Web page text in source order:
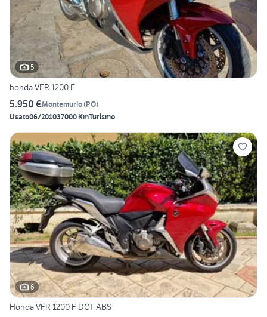
5
honda VFR 1200 F
5.950 €Montemurlo(PO)
Usato06/201037000 KmTurismo
6
Honda VFR 1200 F DCT ABS